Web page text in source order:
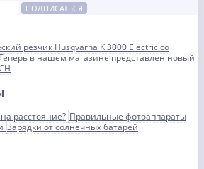
ПОДПИСАТЬСЯ
резчик Husqvarna K 3000 Electric со
в нашем магазине представлен новый
расстояние? Правильные фотоаппараты
Зарядки от солнечных батарей